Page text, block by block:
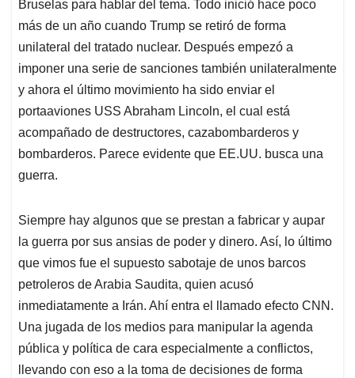
Bruselas para hablar del tema. Todo inició hace poco
más de un año cuando Trump se retiró de forma
unilateral del tratado nuclear. Después empezó a
imponer una serie de sanciones también unilateralmente
y ahora el último movimiento ha sido enviar el
portaaviones USS Abraham Lincoln, el cual está
acompañado de destructores, cazabombarderos y
bombarderos. Parece evidente que EE.UU. busca una
guerra.
Siempre hay algunos que se prestan a fabricar y aupar
la guerra por sus ansias de poder y dinero. Así, lo último
que vimos fue el supuesto sabotaje de unos barcos
petroleros de Arabia Saudita, quien acusó
inmediatamente a Irán. Ahí entra el llamado efecto CNN.
Una jugada de los medios para manipular la agenda
pública y política de cara especialmente a conflictos,
llevando con eso a la toma de decisiones de forma